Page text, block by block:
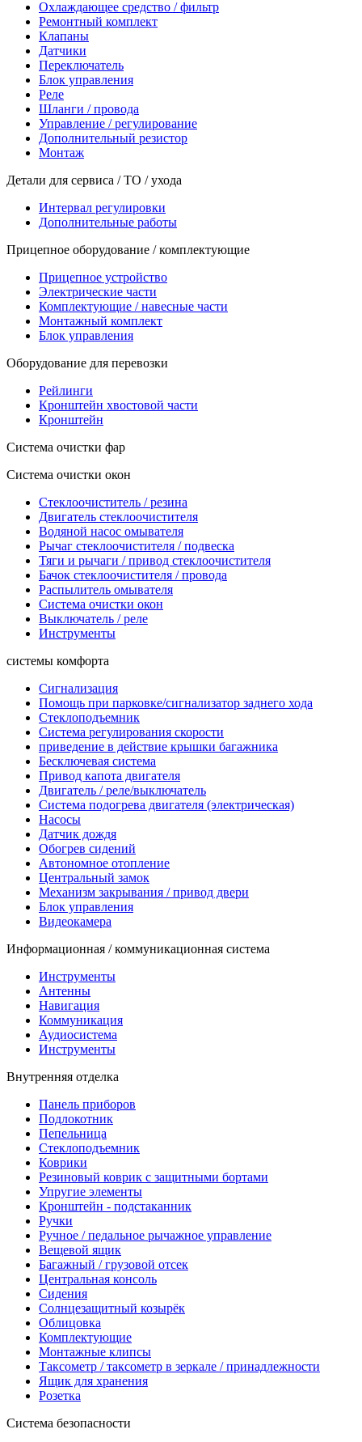
Охлаждающее средство / фильтр
Ремонтный комплект
Клапаны
Датчики
Переключатель
Блок управления
Реле
Шланги / провода
Управление / регулирование
Дополнительный резистор
Монтаж
Детали для сервиса / ТО / ухода
Интервал регулировки
Дополнительные работы
Прицепное оборудование / комплектующие
Прицепное устройство
Электрические части
Комплектующие / навесные части
Монтажный комплект
Блок управления
Оборудование для перевозки
Рейлинги
Кронштейн хвостовой части
Кронштейн
Система очистки фар
Система очистки окон
Стеклоочиститель / резина
Двигатель стеклоочистителя
Водяной насос омывателя
Рычаг стеклоочистителя / подвеска
Тяги и рычаги / привод стеклоочистителя
Бачок стеклоочистителя / провода
Распылитель омывателя
Система очистки окон
Выключатель / реле
Инструменты
системы комфорта
Сигнализация
Помощь при парковке/сигнализатор заднего хода
Стеклоподъемник
Система регулирования скорости
приведение в действие крышки багажника
Бесключевая система
Привод капота двигателя
Двигатель / реле/выключатель
Система подогрева двигателя (электрическая)
Насосы
Датчик дождя
Обогрев сидений
Автономное отопление
Центральный замок
Механизм закрывания / привод двери
Блок управления
Видеокамера
Информационная / коммуникационная система
Инструменты
Антенны
Навигация
Коммуникация
Аудиосистема
Инструменты
Внутренняя отделка
Панель приборов
Подлокотник
Пепельница
Стеклоподъемник
Коврики
Резиновый коврик с защитными бортами
Упругие элементы
Кронштейн - подстаканник
Ручки
Ручное / педальное рычажное управление
Вещевой ящик
Багажный / грузовой отсек
Центральная консоль
Сидения
Солнцезащитный козырёк
Облицовка
Комплектующие
Монтажные клипсы
Таксометр / таксометр в зеркале / принадлежности
Ящик для хранения
Розетка
Система безопасности